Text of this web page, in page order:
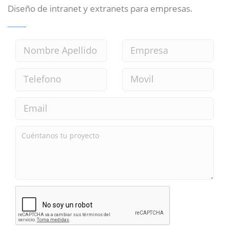
Diseño de intranet y extranets para empresas.